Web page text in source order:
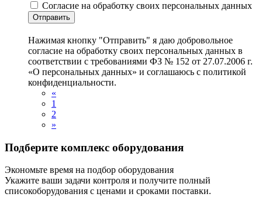
Согласие на обработку своих персональных данных
Отправить
Нажимая кнопку "Отправить" я даю добровольное
согласие на обработку своих персональных данных в
соответствии с требованиями ФЗ № 152 от 27.07.2006 г.
«О персональных данных» и соглашаюсь с политикой
конфиденциальности.
«
1
2
»
Подберите комплекс оборудования
Экономьте время на подбор оборудования
Укажите ваши задачи контроля и получите полный
списокоборудования с ценами и сроками поставки.